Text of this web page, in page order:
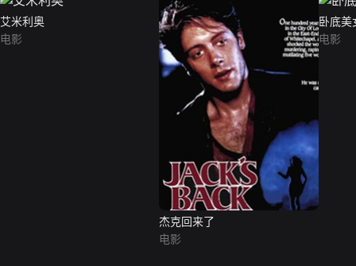
艾米利奥
电影
杰克回来了
电影
卧底美
电影